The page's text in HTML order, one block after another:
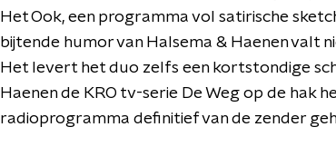
Het Ook, een programma vol satirische
bijtende humor van Halsema & Haenen valt
Het levert het duo zelfs een kortstondige
Haenen de KRO tv-serie De Weg op de hak
radioprogramma definitief van de zender